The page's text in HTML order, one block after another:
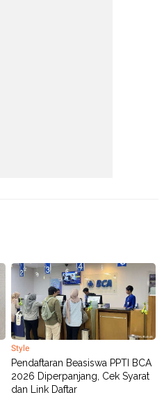
Style
Pendaftaran Beasiswa PPTI BCA
2026 Diperpanjang, Cek Syarat
dan Link Daftar